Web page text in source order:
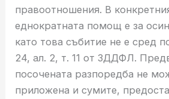
правоотношения. В
еднократната помощ е за
като това събитие не е сред
24, ал. 2, т. 11 от ЗДДФЛ.
посочената разпоредба не
приложена и сумите,